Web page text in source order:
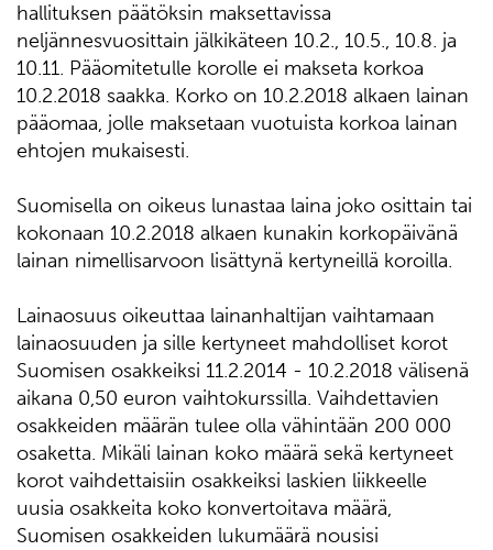
hallituksen päätöksin maksettavissa
neljännesvuosittain jälkikäteen 10.2., 10.5., 10.8. ja
10.11. Pääomitetulle korolle ei makseta korkoa
10.2.2018 saakka. Korko on 10.2.2018 alkaen lainan
pääomaa, jolle maksetaan vuotuista korkoa lainan
ehtojen mukaisesti.
Suomisella on oikeus lunastaa laina joko osittain tai
kokonaan 10.2.2018 alkaen kunakin korkopäivänä
lainan nimellisarvoon lisättynä kertyneillä koroilla.
Lainaosuus oikeuttaa lainanhaltijan vaihtamaan
lainaosuuden ja sille kertyneet mahdolliset korot
Suomisen osakkeiksi 11.2.2014 - 10.2.2018 välisenä
aikana 0,50 euron vaihtokurssilla. Vaihdettavien
osakkeiden määrän tulee olla vähintään 200 000
osaketta. Mikäli lainan koko määrä sekä kertyneet
korot vaihdettaisiin osakkeiksi laskien liikkeelle
uusia osakkeita koko konvertoitava määrä,
Suomisen osakkeiden lukumäärä nousisi